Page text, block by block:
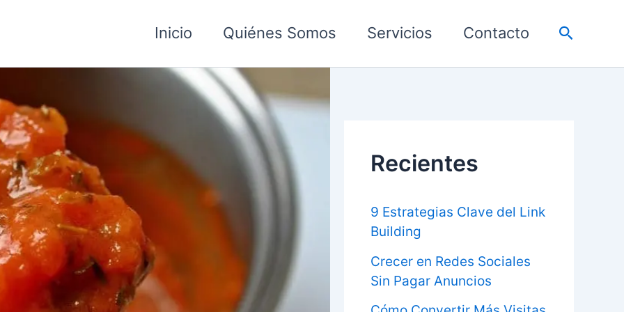
Inicio Quiénes Somos Servicios Contacto Buscar
Recientes
9 Estrategias Clave del Link
Building
Crecer en Redes Sociales
Sin Pagar Anuncios